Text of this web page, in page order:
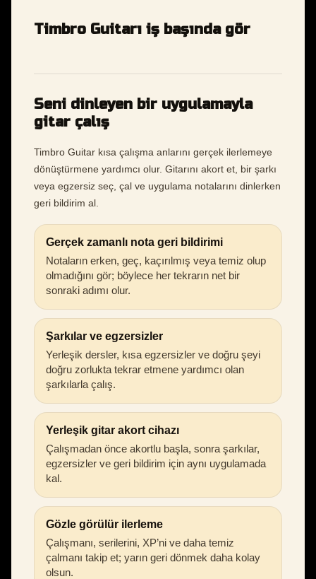
Timbro Guitarı iş başında gör
Seni dinleyen bir uygulamayla
gitar çalış
Timbro Guitar kısa çalışma anlarını gerçek ilerlemeye
dönüştürmene yardımcı olur. Gitarını akort et, bir şarkı
veya egzersiz seç, çal ve uygulama notalarını dinlerken
geri bildirim al.
Gerçek zamanlı nota geri bildirimi
Notaların erken, geç, kaçırılmış veya temiz olup
olmadığını gör; böylece her tekrarın net bir
sonraki adımı olur.
Şarkılar ve egzersizler
Yerleşik dersler, kısa egzersizler ve doğru şeyi
doğru zorlukta tekrar etmene yardımcı olan
şarkılarla çalış.
Yerleşik gitar akort cihazı
Çalışmadan önce akortlu başla, sonra şarkılar,
egzersizler ve geri bildirim için aynı uygulamada
kal.
Gözle görülür ilerleme
Çalışmanı, serilerini, XP’ni ve daha temiz
çalmanı takip et; yarın geri dönmek daha kolay
olsun.